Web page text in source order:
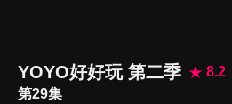
YOYO好好玩 第二季
8.2
第29集